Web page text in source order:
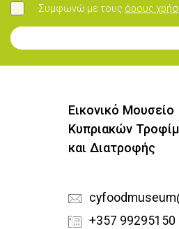
Συμφωνώ
Συμφωνώ με τους όρους
Εγγραφή στο Newsletter
Εικονικό Μουσείο
Κυπριακών
και Διατροφής
+357 99295150